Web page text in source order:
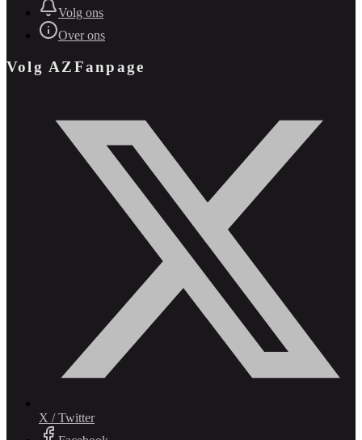
Volg ons
Over ons
Volg AZFanpage
X / Twitter